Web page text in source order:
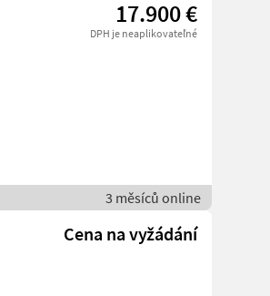
17.900 €
DPH je neaplikovateľné
3 měsíců online
Cena na vyžádání